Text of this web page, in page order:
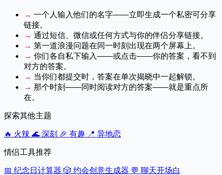
→ 一个人输入他们的名字——立即生成一个私密可分享
链接。
→ 通过短信、微信或任何方式与你的伴侣分享链接。
→ 第一道浪漫问题在同一时刻出现在两个屏幕上。
→ 你们各自私下输入——或点击——你的答案，看不到
对方的答案。
→ 当你们都提交时，答案在单次揭晓中一起解锁。
→ 那个时刻——同时阅读对方的答案——就是重点所
在。
探索其他主题
🔥 火辣 🌊 深刻 🎉 有趣 📍 异地恋
情侣工具推荐
📅 纪念日计算器 🎲 约会创意生成器 💬 聊天开场白